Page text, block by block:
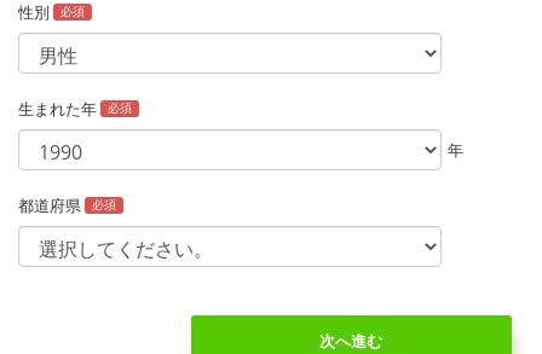
性別 必須
生まれた年 必須
年
都道府県 必須
次へ進む